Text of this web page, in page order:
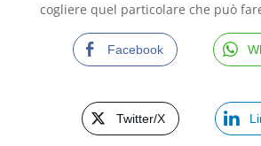
cogliere quel particolare che può
Facebook
Twitter/X